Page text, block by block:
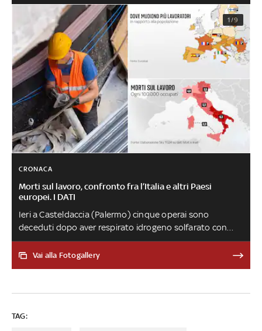
1/9
CRONACA
Morti sul lavoro, confronto fra l’Italia e altri Paesi
europei. I DATI
Ieri a Casteldaccia (Palermo) cinque operai sono
deceduti dopo aver respirato idrogeno solfarato con
una concentrazione 10 volte superiore al limite durante
lavori di manutenzione di una vasca fognaria. Si tratta
questo si è parlato nella puntata del 6 maggio di Numeri,
Vai alla Fotogallery
TAG: